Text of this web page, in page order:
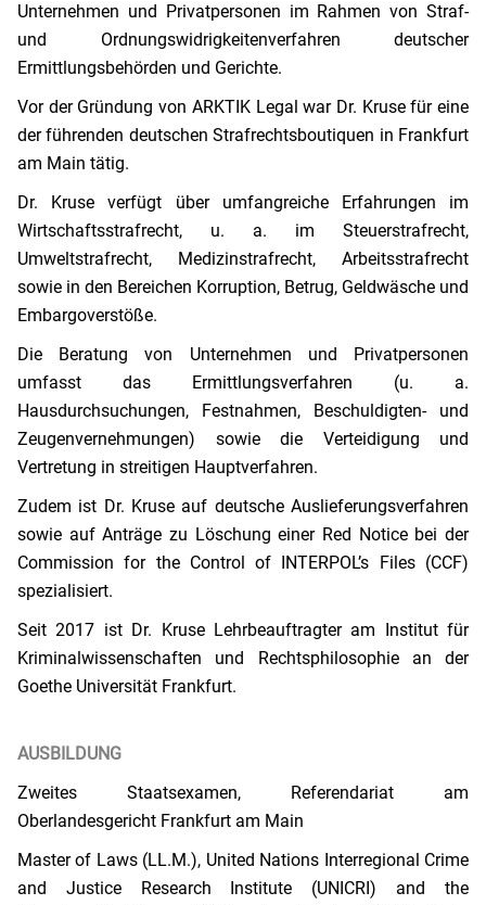
Unternehmen und Privatpersonen im Rahmen von Straf-
und Ordnungswidrigkeitenverfahren deutscher
Ermittlungsbehörden und Gerichte.
Vor der Gründung von ARKTIK Legal war Dr. Kruse für eine
der führenden deutschen Strafrechtsboutiquen in Frankfurt
am Main tätig.
Dr. Kruse verfügt über umfangreiche Erfahrungen im
Wirtschaftsstrafrecht, u. a. im Steuerstrafrecht,
Umweltstrafrecht, Medizinstrafrecht, Arbeitsstrafrecht
sowie in den Bereichen Korruption, Betrug, Geldwäsche und
Embargoverstöße.
Die Beratung von Unternehmen und Privatpersonen
umfasst das Ermittlungsverfahren (u. a.
Hausdurchsuchungen, Festnahmen, Beschuldigten- und
Zeugenvernehmungen) sowie die Verteidigung und
Vertretung in streitigen Hauptverfahren.
Zudem ist Dr. Kruse auf deutsche Auslieferungsverfahren
sowie auf Anträge zu Löschung einer Red Notice bei der
Commission for the Control of INTERPOL’s Files (CCF)
spezialisiert.
Seit 2017 ist Dr. Kruse Lehrbeauftragter am Institut für
Kriminalwissenschaften und Rechtsphilosophie an der
Goethe Universität Frankfurt.
AUSBILDUNG
Zweites Staatsexamen, Referendariat am
Oberlandesgericht Frankfurt am Main
Master of Laws (LL.M.), United Nations Interregional Crime
and Justice Research Institute (UNICRI) and the